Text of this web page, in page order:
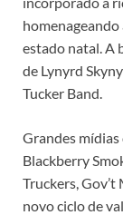
homenageando
estado natal. A
de Lynyrd
Tucker Band.
Grandes
Blackberry
Truckers,
novo ciclo de